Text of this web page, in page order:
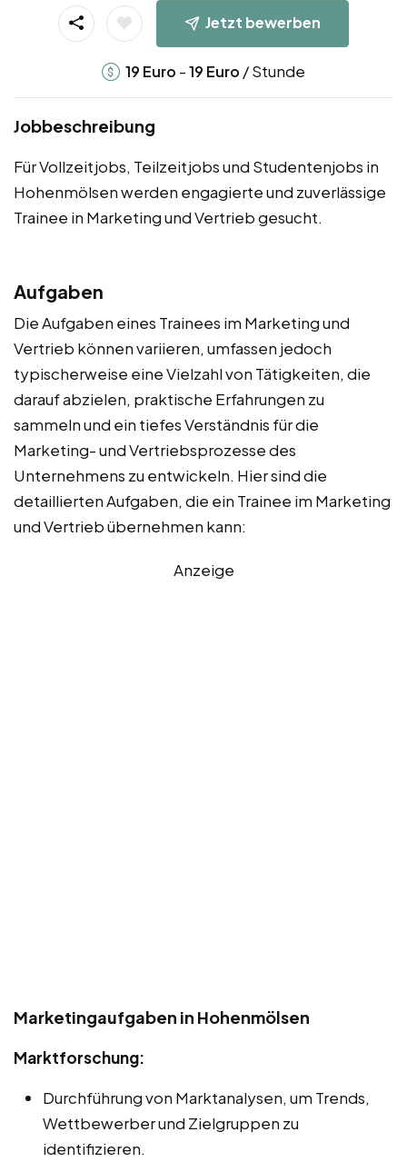
Jetzt bewerben
19 Euro -19 Euro / Stunde
Jobbeschreibung
Für Vollzeitjobs, Teilzeitjobs und Studentenjobs in
Hohenmölsen werden engagierte und zuverlässige
Trainee in Marketing und Vertrieb gesucht.
Aufgaben
Die Aufgaben eines Trainees im Marketing und
Vertrieb können variieren, umfassen jedoch
typischerweise eine Vielzahl von Tätigkeiten, die
darauf abzielen, praktische Erfahrungen zu
sammeln und ein tiefes Verständnis für die
Marketing- und Vertriebsprozesse des
Unternehmens zu entwickeln. Hier sind die
detaillierten Aufgaben, die ein Trainee im Marketing
und Vertrieb übernehmen kann:
Anzeige
Marketingaufgaben in Hohenmölsen
Marktforschung:
Durchführung von Marktanalysen, um Trends,
Wettbewerber und Zielgruppen zu
identifizieren.